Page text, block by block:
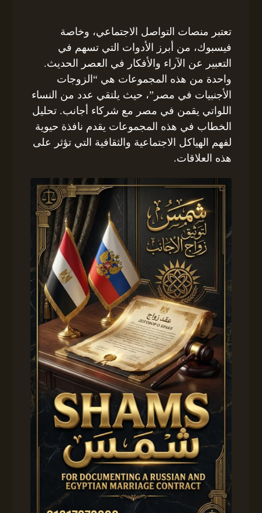
تعتبر منصات التواصل الاجتماعي، وخاصة
فيسبوك، من أبرز الأدوات التي تسهم في
التعبير عن الآراء والأفكار في العصر الحديث.
واحدة من هذه المجموعات هي “الزوجات
الأجنبيات في مصر”، حيث يلتقي عدد من النساء
اللواتي يقمن في مصر مع شركاء أجانب. تحليل
الخطاب في هذه المجموعات يقدم نافذة حيوية
لفهم الهياكل الاجتماعية والثقافية التي تؤثر على
هذه العلاقات.